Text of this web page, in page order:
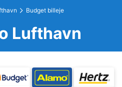
Budget billeje
Lufthavn